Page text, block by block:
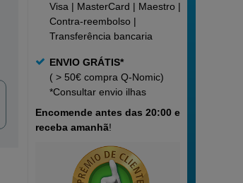
Visa | MasterCard | Maestro |
Contra-reembolso |
Transferência bancaria
ENVIO GRÁTIS*
( > 50€ compra Q-Nomic)
*Consultarenvio ilhas
Encomende antes das 20:00 e
receba amanhã!